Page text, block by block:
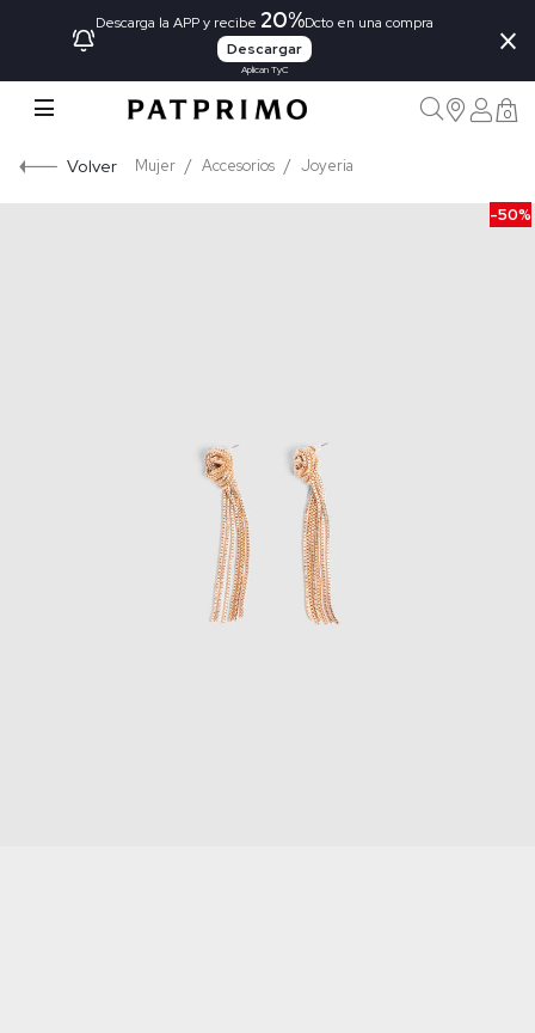
Descarga la APP y recibe 20%Dcto en una compra
Descargar
Aplican TyC
×
0
Volver Mujer Accesorios Joyeria
-50%